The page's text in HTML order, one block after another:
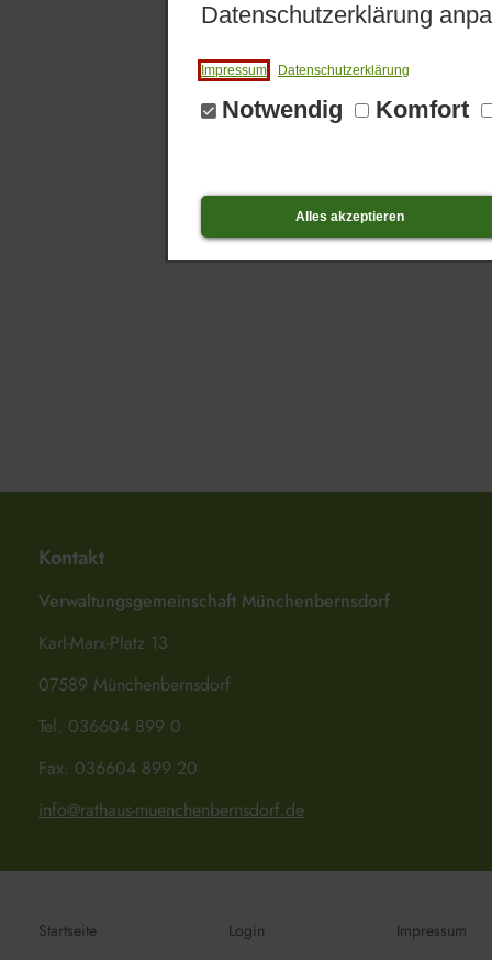
Datenschutzerklärung
Impressum Datenschutzerklärung
Notwendig Komfort
Alles akzeptieren
Kontakt
Verwaltungsgemeinschaft Münchenbernsdorf
Karl-Marx-Platz 13
07589 Münchenbernsdorf
Tel. 036604 899 0
Fax. 036604 899 20
info@rathaus-muenchenbernsdorf.de
Startseite Login Impressum